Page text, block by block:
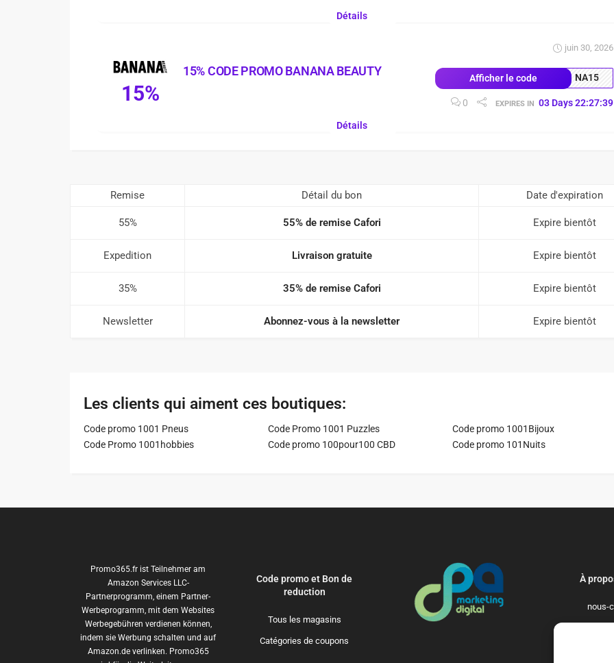
Détails
15%
15% CODE PROMO BANANA BEAUTY
juin 30, 2026
Afficher le code NA15
0 EXPIRES IN 03 Days 22:27:38
Détails
Remise Détail du bon Date d'expiration
55% 55% de remise Cafori Expire bientôt
Expedition Livraison gratuite Expire bientôt
35% 35% de remise Cafori Expire bientôt
Newsletter Abonnez-vous à la newsletter Expire bientôt
Les clients qui aiment ces boutiques:
Code promo 1001 Pneus Code Promo 1001 Puzzles
Code promo 1001Bijoux
Code Promo 1001hobbies
Code promo 100pour100 CBD Code promo 101Nuits
Promo365.fr ist Teilnehmer am
Amazon Services LLC-
Partnerprogramm, einem Partner-
Werbeprogramm, mit dem Websites
Werbegebühren verdienen können,
indem sie Werbung schalten und auf
Amazon.de verlinken. Promo365
Code promo et Bon de
reduction
Tous les magasins
Catégories de coupons
À
nous-